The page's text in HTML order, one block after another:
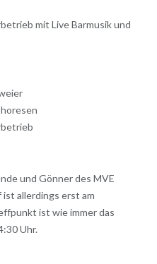
mit Live Barmusik und
und Gönner des MVE
allerdings erst am
ist wie immer das
Uhr.